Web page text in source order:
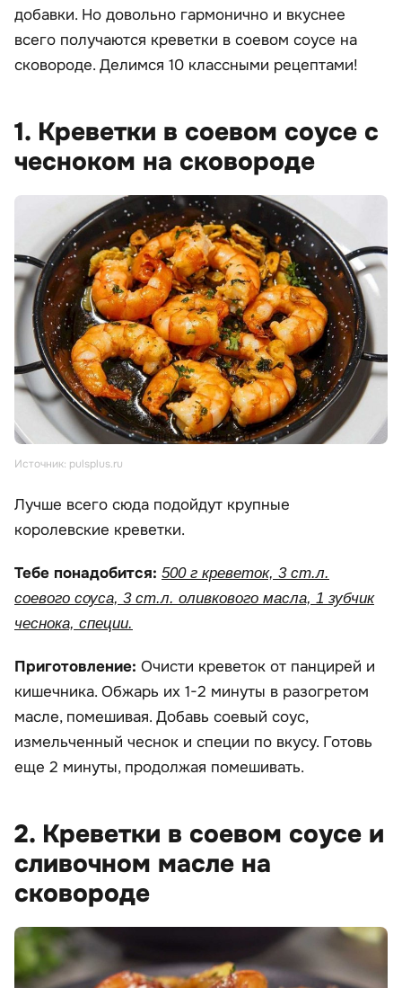
добавки. Но довольно гармонично и вкуснее
всего получаются креветки в соевом соусе на
сковороде. Делимся 10 классными рецептами!
1. Креветки в соевом соусе с
чесноком на сковороде
Источник: pulsplus.ru
Лучше всего сюда подойдут крупные
королевские креветки.
Тебе понадобится: 500 г креветок, 3 ст.л.
соевого соуса, 3 ст.л. оливкового масла, 1 зубчик
чеснока, специи.
Приготовление: Очисти креветок от панцирей и
кишечника. Обжарь их 1-2 минуты в разогретом
масле, помешивая. Добавь соевый соус,
измельченный чеснок и специи по вкусу. Готовь
еще 2 минуты, продолжая помешивать.
2. Креветки в соевом соусе и
сливочном масле на
сковороде